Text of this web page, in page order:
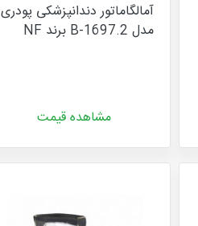
آمالگاماتور دندانپزشکی پودری
مدل B-1697.2 برند NF
مشاهده قیمت